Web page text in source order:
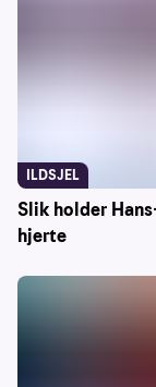
Slik holder
hjerte
ILDSJEL